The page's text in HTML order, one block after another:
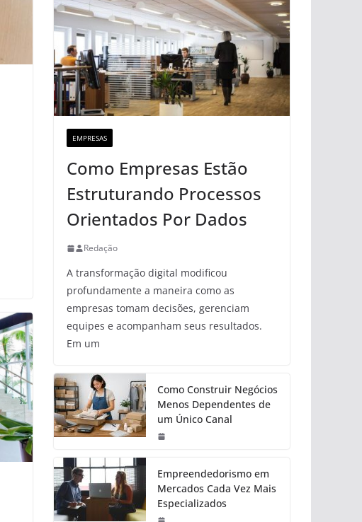
EMPRESAS
Como Empresas Estão
Estruturando Processos
Orientados Por Dados
Redação
A transformação digital modificou
profundamente a maneira como as
empresas tomam decisões, gerenciam
equipes e acompanham seus resultados.
Em um
Como Construir Negócios
Menos Dependentes de
um Único Canal
Empreendedorismo em
Mercados Cada Vez Mais
Especializados